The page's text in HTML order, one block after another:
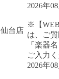
仙台店
2026年
※【
は、ご
「楽器
ご入力く
2026年